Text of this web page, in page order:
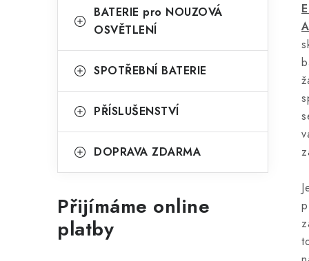
BATERIE pro NOUZOVÁ
OSVĚTLENÍ
SPOTŘEBNÍ BATERIE
PŘÍSLUŠENSTVÍ
DOPRAVA ZDARMA
Přijímáme online
platby